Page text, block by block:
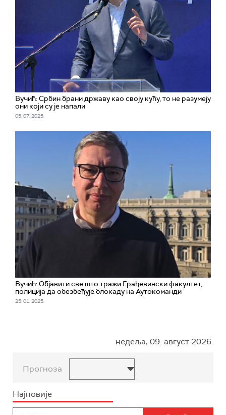
Вучић: Србин брани државу као своју кућу, то не разумеју
они који су је напали
05. 07. 2025.
Вучић: Објавити све што тражи Грађевински факултет,
полиција да обезбеђује блокаду на Аутокоманди
25. 01. 2025.
недеља, 09. август 2026.
Прогноза
Најновије